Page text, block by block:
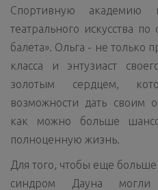
Спортивную академию
театрального искусства
балета». Ольга - не только
класса и энтузиаст
золотым сердцем,
возможности дать своим
как можно больше
полноценную жизнь.
Для того, чтобы еще
синдром Дауна могли